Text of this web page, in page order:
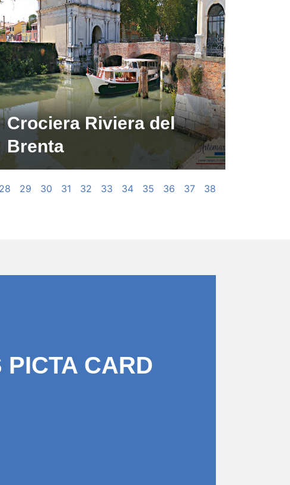
Crociera Riviera del
Brenta
28 29 30 31 32 33 34 35 36 37
38
PICTA CARD